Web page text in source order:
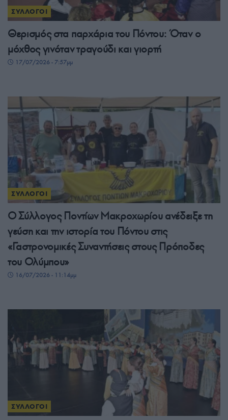
ΣΥΛΛΟΓΟΙ
Θερισμός στα παρχάρια του Πόντου: Όταν ο
μόχθος γινόταν τραγούδι και γιορτή
17/07/2026 - 7:57μμ
ΣΥΛΛΟΓΟΙ
Ο Σύλλογος Ποντίων Μακροχωρίου ανέδειξε τη
γεύση και την ιστορία του Πόντου στις
«Γαστρονομικές Συναντήσεις στους Πρόποδες
του Ολύμπου»
16/07/2026 - 11:14μμ
ΣΥΛΛΟΓΟΙ